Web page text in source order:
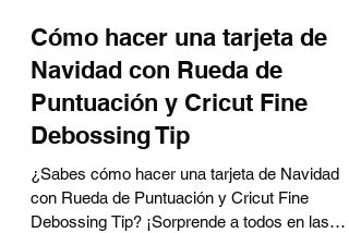
13 oct 2022 3 min de lectura
Cómo hacer una tarjeta de
Navidad con Rueda de
Puntuación y Cricut Fine
Debossing Tip